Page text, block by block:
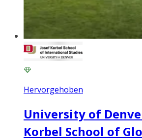
Hervorgehoben
University of
Korbel School of